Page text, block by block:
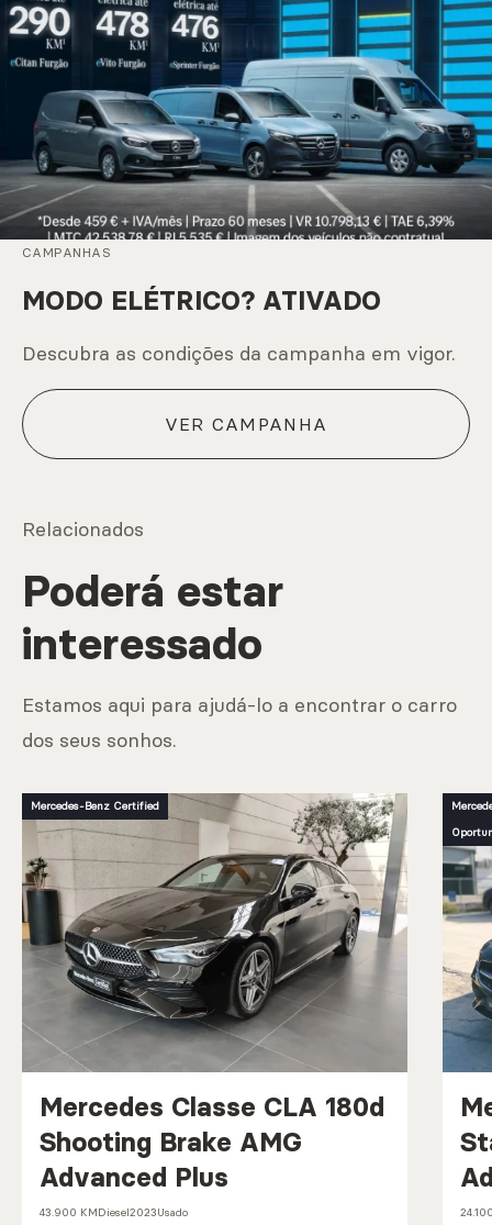
CAMPANHAS
MODO ELÉTRICO? ATIVADO
Descubra as condições da campanha em vigor.
VER CAMPANHA
Relacionados
Poderá estar
interessado
Estamos aqui para ajudá-lo a encontrar o carro
dos seus sonhos.
Mercedes-Benz Certified
Mercedes Classe CLA 180d
Shooting Brake AMG
Advanced Plus
43.900 KMDiesel2023Usado